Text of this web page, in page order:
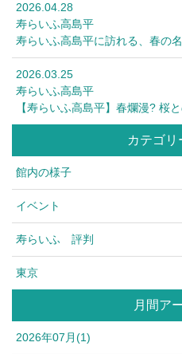
2026.04.28
寿らいふ高島平
寿らいふ高島平に訪れる、春の
2026.03.25
寿らいふ高島平
【寿らいふ高島平】春爛漫? 桜
カテゴリ
館内の様子
イベント
寿らいふ 評判
東京
月間ア
2026年07月(1)